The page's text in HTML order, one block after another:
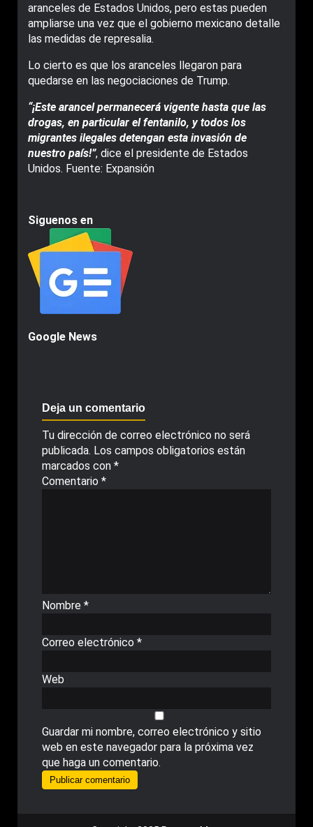
aranceles de Estados Unidos, pero estas pueden
ampliarse una vez que el gobierno mexicano detalle
las medidas de represalia.
Lo cierto es que los aranceles llegaron para
quedarse en las negociaciones de Trump.
“¡Este arancel permanecerá vigente hasta que las
drogas, en particular el fentanilo, y todos los
migrantes ilegales detengan esta invasión de
nuestro país!”, dice el presidente de Estados
Unidos. Fuente: Expansión
Siguenos en
Google News
Deja un comentario
Tu dirección de correo electrónico no será
publicada. Los campos obligatorios están
marcados con *
Comentario *
Nombre *
Correo electrónico *
Web
Guardar mi nombre, correo electrónico y sitio
web en este navegador para la próxima vez
que haga un comentario.